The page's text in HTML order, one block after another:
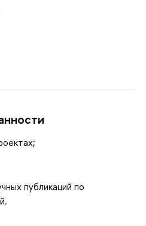
публикаций по